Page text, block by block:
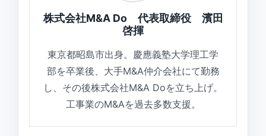
株式会社M&A Do 代表取締役 濱田
啓揮
東京都昭島市出身。慶應義塾大学理工学
部を卒業後、大手M&A仲介会社にて勤務
し、その後株式会社M&A Doを立ち上げ。
工事業のM&Aを過去多数支援。